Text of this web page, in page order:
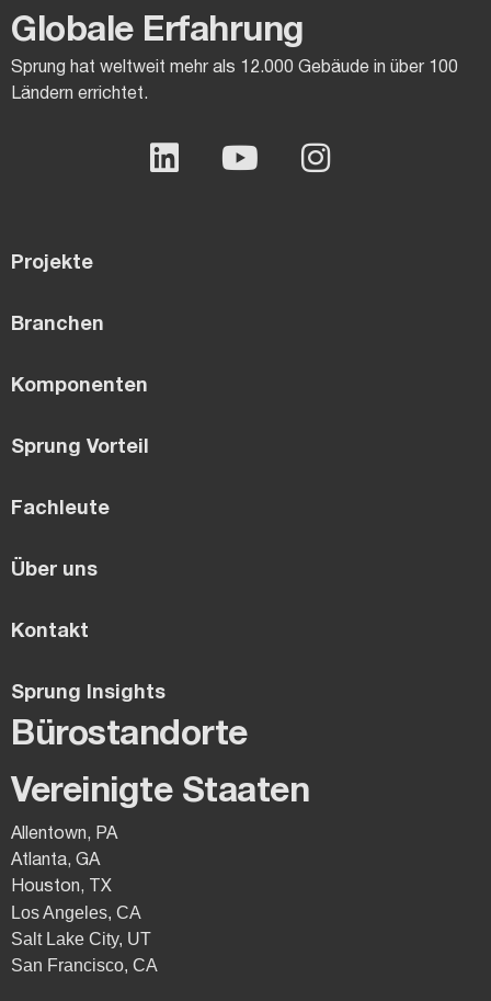
Globale Erfahrung
Sprung hat weltweit mehr als 12.000 Gebäude in über 100
Ländern errichtet.
Projekte
Branchen
Komponenten
Sprung Vorteil
Fachleute
Über uns
Kontakt
Sprung Insights
Bürostandorte
Vereinigte Staaten
Allentown, PA
Atlanta, GA
Houston, TX
Los Angeles, CA
Salt Lake City, UT
San Francisco, CA